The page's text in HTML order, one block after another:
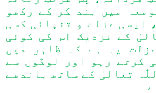
میں بند کر کے رکھو
ایسی عزلت و تنہائی کسی
کے نزدیک اس کی کوئی
یہ ہے کہ ظاہر میں
کرتے رہو اور لوگوں سے
تعالیٰ کے ساتھ باندھے